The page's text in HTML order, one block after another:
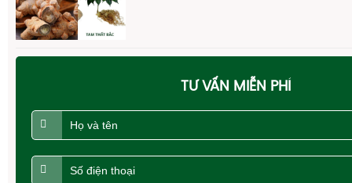
TƯ VẤN MIỄN PHÍ